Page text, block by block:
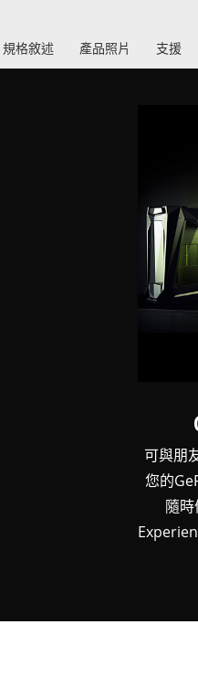
規格敘述 產品照片 支援
可與朋
您的
隨